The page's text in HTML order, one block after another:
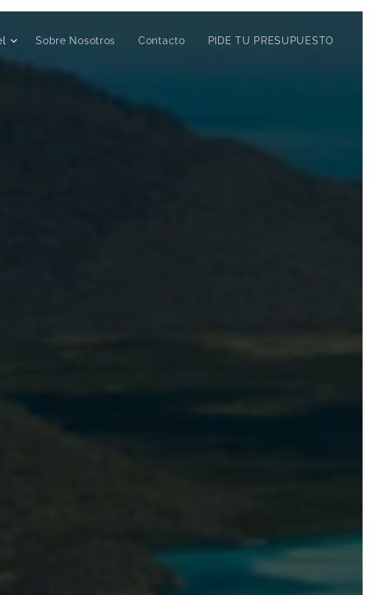
Sobre Nosotros Contacto PIDE TU PRESUPUESTO